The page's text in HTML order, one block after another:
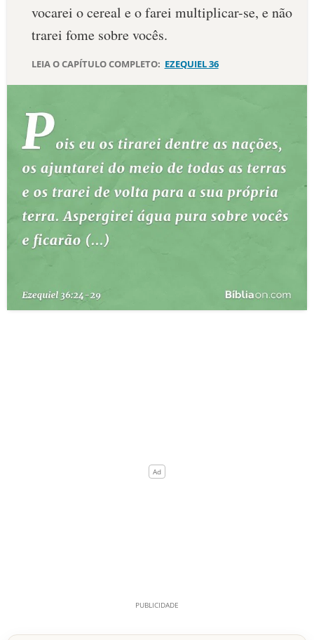
vocarei o cereal e o farei multiplicar-se, e não
trarei fome sobre vocês.
LEIA O CAPÍTULO COMPLETO: EZEQUIEL 36